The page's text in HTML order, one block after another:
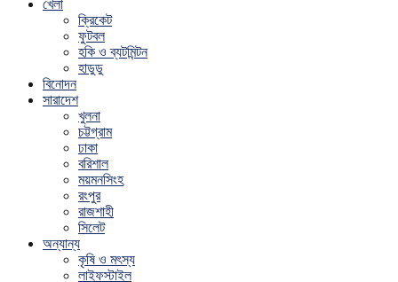
খেলা
ক্রিকেট
ফুটবল
হকি ও ব্যটমিন্টন
হাডুডু
বিনোদন
সারাদেশ
খুলনা
চট্টগ্রাম
ঢাকা
বরিশাল
ময়মনসিংহ
রংপুর
রাজশাহী
সিলেট
অন্যান্য
কৃষি ও মৎস্য
লাইফস্টাইল